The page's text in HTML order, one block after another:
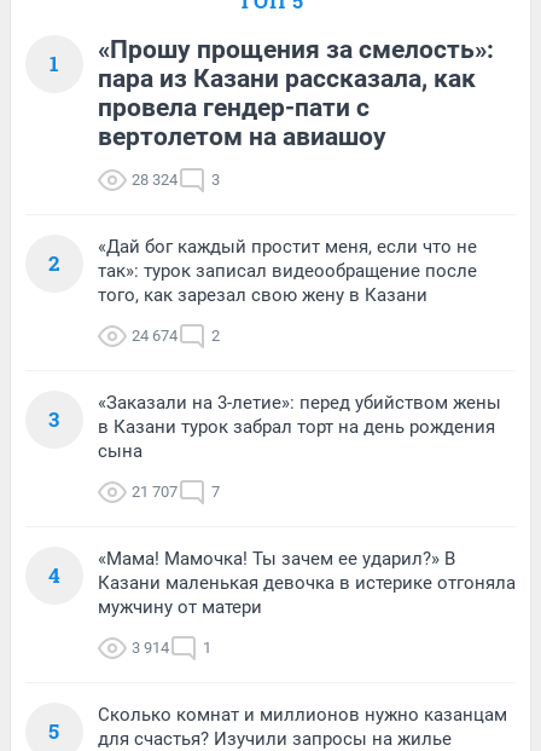
1
«Прошу прощения за смелость»:
пара из Казани рассказала, как
провела гендер-пати с
вертолетом на авиашоу
28 324 3
2
«Дай бог каждый простит меня, если что не
так»: турок записал видеообращение после
того, как зарезал свою жену в Казани
24 674 2
3
«Заказали на 3-летие»: перед убийством жены
в Казани турок забрал торт на день рождения
сына
21 707 7
4
«Мама! Мамочка! Ты зачем ее ударил?» В
Казани маленькая девочка в истерике отгоняла
мужчину от матери
3 914 1
5
Сколько комнат и миллионов нужно казанцам
для счастья? Изучили запросы на жилье